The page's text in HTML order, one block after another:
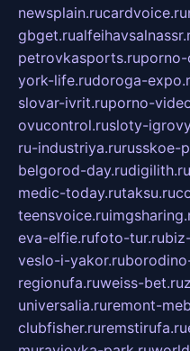
newsplain.rucardvoice.ru
gbget.ru
petrovkasports.ruporno-
york-life.rudoroga-
slovar-ivrit.ruporno-
ovucontrol.rusloty-
ru-industriya.rurusskoe-
belgorod-day.rudigilith.ru
medic-today.rutaksu.ru
teensvoice.ru
eva-elfie.rufoto-tur.ru
veslo-i-yakor.ru
regionufa.ruweiss-bet.ru
universalia.ruremont-
clubfisher.ruremstirufa.ru